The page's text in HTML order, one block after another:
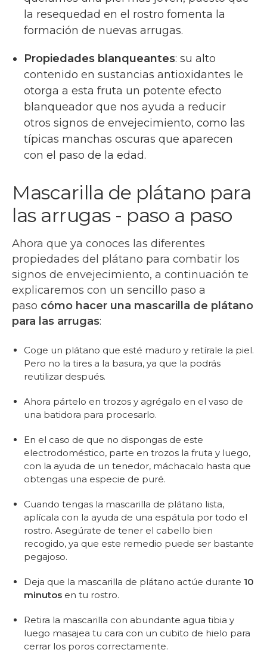
la resequedad en el rostro fomenta la
formación de nuevas arrugas.
Propiedades blanqueantes: su alto
contenido en sustancias antioxidantes le
otorga a esta fruta un potente efecto
blanqueador que nos ayuda a reducir
otros signos de envejecimiento, como las
típicas manchas oscuras que aparecen
con el paso de la edad.
Mascarilla de plátano para
las arrugas - paso a paso
Ahora que ya conoces las diferentes
propiedades del plátano para combatir los
signos de envejecimiento, a continuación te
explicaremos con un sencillo paso a
paso cómo hacer una mascarilla de plátano
para las arrugas:
Coge un plátano que esté maduro y retírale la piel.
Pero no la tires a la basura, ya que la podrás
reutilizar después.
Ahora pártelo en trozos y agrégalo en el vaso de
una batidora para procesarlo.
En el caso de que no dispongas de este
electrodoméstico, parte en trozos la fruta y luego,
con la ayuda de un tenedor, máchacalo hasta que
obtengas una especie de puré.
Cuando tengas la mascarilla de plátano lista,
aplícala con la ayuda de una espátula por todo el
rostro. Asegúrate de tener el cabello bien
recogido, ya que este remedio puede ser bastante
pegajoso.
Deja que la mascarilla de plátano actúe durante 10
minutos en tu rostro.
Retira la mascarilla con abundante agua tibia y
luego masajea tu cara con un cubito de hielo para
cerrar los poros correctamente.